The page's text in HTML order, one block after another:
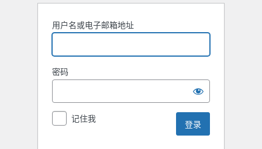
用户名或电子邮箱地址
密码
记住我